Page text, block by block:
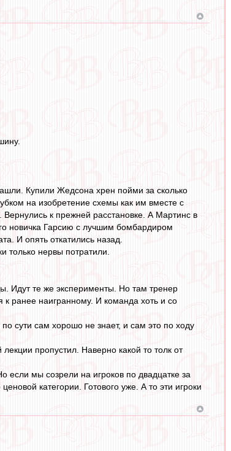
Купили Жедсона хрен пойми за сколько
на изобретение схемы как им вместе с
к прежней расстановке. А Мартинс в
новичка Гарсию с лучшим бомбардиром
И опять откатились назад.
только нервы потратили.
Идут те же эксперименты. Но там тренер
к ранее наигранному. И команда хоть и со
сути сам хорошо не знает, и сам это по ходу
пропустил. Наверно какой то толк от
если мы созрели на игроков по двадцатке за
категории. Готового уже. А то эти игроки